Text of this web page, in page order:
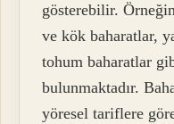
gösterebilir.
ve kök baharatlar,
tohum baharatlar
bulunmaktadır.
yöresel tariflere